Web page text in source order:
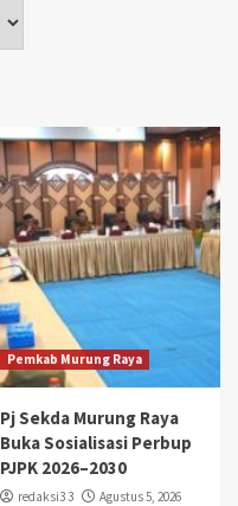
Pemkab Murung Raya
Pj Sekda Murung Raya
Buka Sosialisasi Perbup
PJPK 2026–2030
redaksi3 3 Agustus 5, 2026